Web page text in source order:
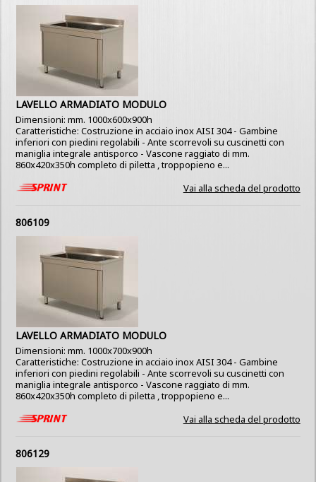
LAVELLO ARMADIATO MODULO
Dimensioni: mm. 1000x600x900h
Caratteristiche: Costruzione in acciaio inox AISI 304 - Gambine
inferiori con piedini regolabili - Ante scorrevoli su cuscinetti con
maniglia integrale antisporco - Vascone raggiato di mm.
860x420x350h completo di piletta , troppopieno e...
Vai alla scheda del prodotto
806109
LAVELLO ARMADIATO MODULO
Dimensioni: mm. 1000x700x900h
Caratteristiche: Costruzione in acciaio inox AISI 304 - Gambine
inferiori con piedini regolabili - Ante scorrevoli su cuscinetti con
maniglia integrale antisporco - Vascone raggiato di mm.
860x420x350h completo di piletta , troppopieno e...
Vai alla scheda del prodotto
806129